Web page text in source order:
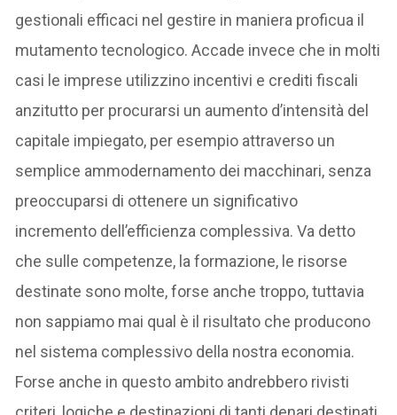
gestionali efficaci nel gestire in maniera proficua il
mutamento tecnologico. Accade invece che in molti
casi le imprese utilizzino incentivi e crediti fiscali
anzitutto per procurarsi un aumento d’intensità del
capitale impiegato, per esempio attraverso un
semplice ammodernamento dei macchinari, senza
preoccuparsi di ottenere un significativo
incremento dell’efficienza complessiva. Va detto
che sulle competenze, la formazione, le risorse
destinate sono molte, forse anche troppo, tuttavia
non sappiamo mai qual è il risultato che producono
nel sistema complessivo della nostra economia.
Forse anche in questo ambito andrebbero rivisti